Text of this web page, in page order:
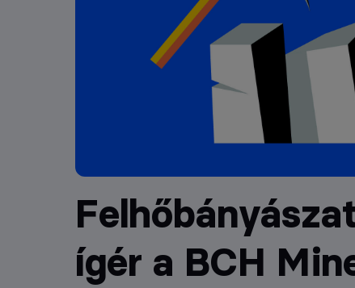
ígér a BCH